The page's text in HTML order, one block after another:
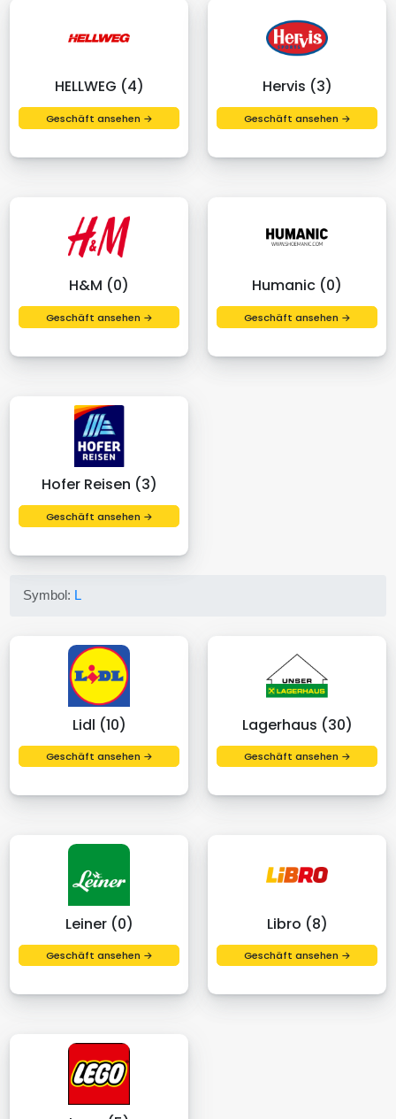
HELLWEG (4)
Geschäft ansehen →
Hervis (3)
Geschäft ansehen →
H&M (0)
Geschäft ansehen →
Humanic (0)
Geschäft ansehen →
Hofer Reisen (3)
Geschäft ansehen →
Symbol: L
Lidl (10)
Geschäft ansehen →
Lagerhaus (30)
Geschäft ansehen →
Leiner (0)
Geschäft ansehen →
Libro (8)
Geschäft ansehen →